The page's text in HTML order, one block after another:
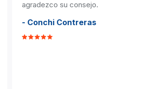
agradezco su consejo.
- Conchi Contreras